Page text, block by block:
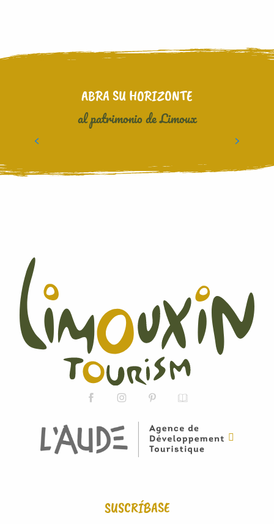
ABRA SU HORIZONTE
al patrimonio de Limoux
TIERRA DE ARTISTAS Y SABER HACER
SUSCRÍBASE